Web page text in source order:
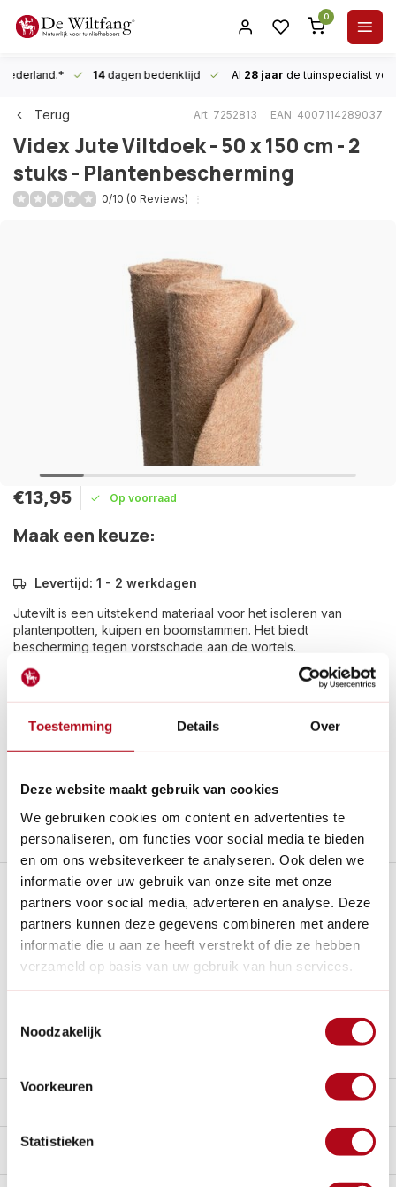
Toestemming Details Over
Deze website maakt gebruik van cookies
We gebruiken cookies om content en advertenties te
personaliseren, om functies voor social media te bieden
en om ons websiteverkeer te analyseren. Ook delen we
informatie over uw gebruik van onze site met onze
partners voor social media, adverteren en analyse. Deze
partners kunnen deze gegevens combineren met andere
informatie die u aan ze heeft verstrekt of die ze hebben
verzameld op basis van uw gebruik van hun services.
Noodzakelijk
Voorkeuren
Statistieken
0
14dagen bedenktijd Al 28 jaar de tuinspecialist
Terug Art: 7252813 EAN: 4007114289037
VidexJute Viltdoek - 50 x 150 cm - 2
stuks - Plantenbescherming
0/10 (0 Reviews)
€13,95 Op voorraad
Maak een keuze:
Levertijd: 1 - 2 werkdagen
Jutevilt is een uitstekend materiaal voor het isoleren van
plantenpotten, kuipen en boomstammen. Het biedt
bescherming tegen vorstschade aan de wortels.
Betaal achteraf met Riverty.
Gratis verzenden
vanaf € 60 in België en Nederland.*
14dagen bedenktijd
Nieuw:Haal je bestelling in Wilnis bij ons op!
Stel een vraag over dit product
Plus- en minpunten
Natuurlijk isolatiemateriaal.
Duurzaam en milieuvriendelijk.
Laat lucht, licht en vocht door voor gezonde groei.
Vereist meerdere lagen zonder grote luchtvouwen voor
optimale werking.
Reviews